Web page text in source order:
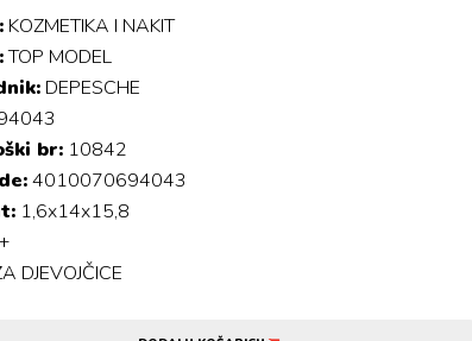
KOZMETIKA I NAKIT
TOP MODEL
DEPESCHE
br: 10842
4010070694043
1,6x14x15,8
DJEVOJČICE